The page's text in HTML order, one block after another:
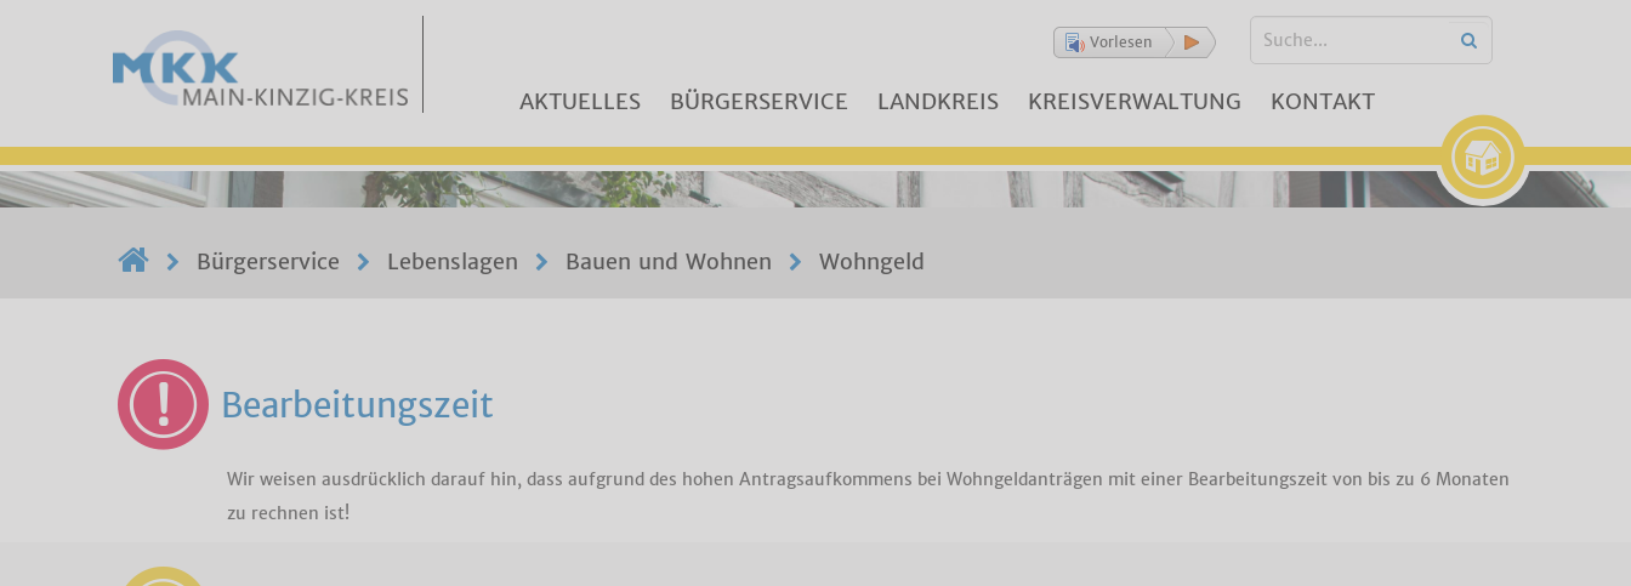
Vorlesen
AKTUELLES BÜRGERSERVICE LANDKREIS KREISVERWALTUNG KONTAKT
Bürgerservice Lebenslagen Bauen und Wohnen Wohngeld
Bearbeitungszeit
Wir weisen ausdrücklich darauf hin, dass aufgrund des hohen Antragsaufkommens bei Wohngeldanträgen mit einer Bearbeitungszeit von bis zu 6 Monaten
zu rechnen ist!